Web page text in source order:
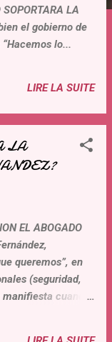
LA
el gobierno de
lo...
LIRE LA SUITE
LA
EL ABOGADO
queremos”, en
(seguridad,
cuando
del